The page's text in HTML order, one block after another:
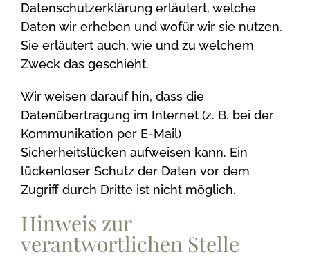
Datenschutzerklärung erläutert, welche
Daten wir erheben und wofür wir sie nutzen.
Sie erläutert auch, wie und zu welchem
Zweck das geschieht.
Wir weisen darauf hin, dass die
Datenübertragung im Internet (z. B. bei der
Kommunikation per E-Mail)
Sicherheitslücken aufweisen kann. Ein
lückenloser Schutz der Daten vor dem
Zugriff durch Dritte ist nicht möglich.
Hinweis zur
verantwortlichen Stelle